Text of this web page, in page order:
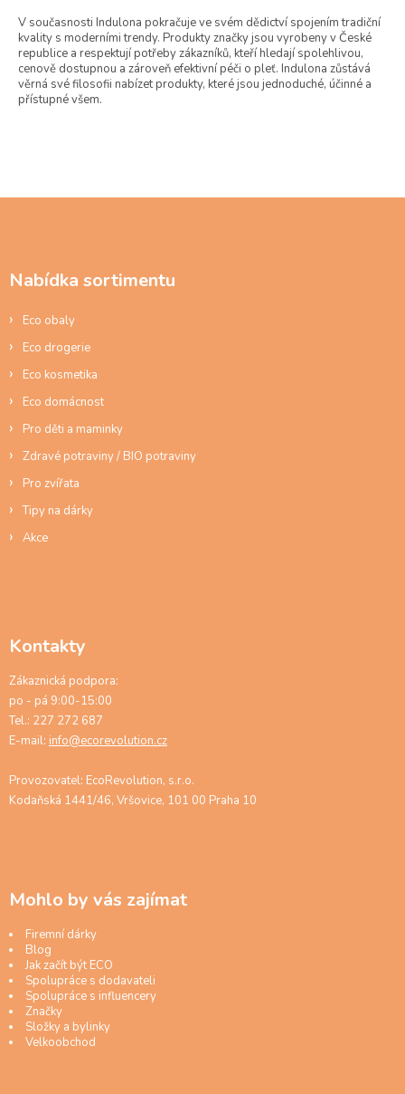
V současnosti Indulona pokračuje ve svém dědictví spojením tradiční
kvality s moderními trendy. Produkty značky jsou vyrobeny v České
republice a respektují potřeby zákazníků, kteří hledají spolehlivou,
cenově dostupnou a zároveň efektivní péči o pleť. Indulona zůstává
věrná své filosofii nabízet produkty, které jsou jednoduché, účinné a
přístupné všem.
Nabídka sortimentu
Eco obaly
Eco drogerie
Eco kosmetika
Eco domácnost
Pro děti a maminky
Zdravé potraviny / BIO potraviny
Pro zvířata
Tipy na dárky
Akce
Kontakty
Zákaznická podpora:
po - pá 9:00-15:00
Tel.: 227 272 687
E-mail: info@ecorevolution.cz
Provozovatel: EcoRevolution, s.r.o.
Kodaňská 1441/46, Vršovice, 101 00 Praha 10
Mohlo by vás zajímat
Firemní dárky
Blog
Jak začít být ECO
Spolupráce s dodavateli
Spolupráce s influencery
Značky
Složky a bylinky
Velkoobchod